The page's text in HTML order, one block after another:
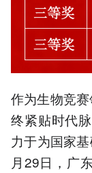
作为生物竞
终紧贴时代
力于为国家
月29日，广